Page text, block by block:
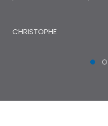
CHRISTOPHE